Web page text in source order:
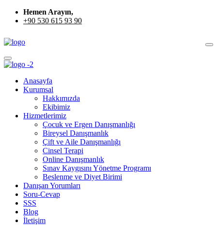
Hemen Arayın,
+90 530 615 93 90
Anasayfa
Kurumsal
Hakkımızda
Ekibimiz
Hizmetlerimiz
Çocuk ve Ergen Danışmanlığı
Bireysel Danışmanlık
Çift ve Aile Danışmanlığı
Cinsel Terapi
Online Danışmanlık
Sınav Kaygısını Yönetme Programı
Beslenme ve Diyet Birimi
Danışan Yorumları
Soru-Cevap
SSS
Blog
İletişim